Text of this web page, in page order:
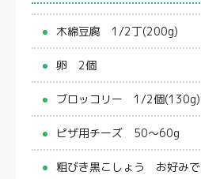
木綿豆腐 1/2丁(200g)
卵 2個
ブロッコリー 1/2個(130g)
ピザ用チーズ 50～60g
粗びき黒こしょう お好みで